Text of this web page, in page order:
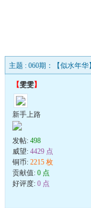
主题 : 060期：【似水年
【雯雯】
新手上路
发帖: 498
威望: 4429 点
铜币: 2215 枚
贡献值: 0 点
好评度: 0 点